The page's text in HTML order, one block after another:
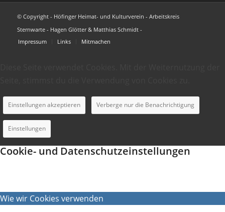
© Copyright - Höfinger Heimat- und Kulturverein - Arbeitskreis
Sternwarte - Hagen Glötter & Matthias Schmidt -
Impressum
Links Mitmachen
Einstellungen akzeptieren Verberge nur die Benachrichtigung
Einstellungen
Cookie- und Datenschutzeinstellungen
Wie wir Cookies verwenden